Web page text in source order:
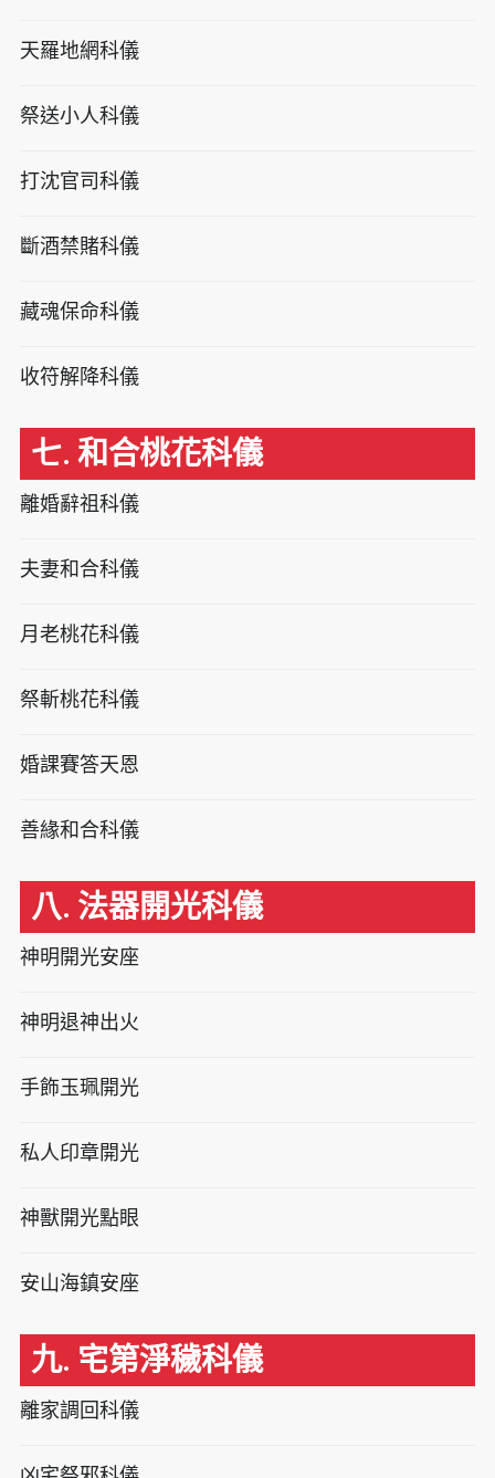
天羅地網科儀
祭送小人科儀
打沈官司科儀
斷酒禁賭科儀
藏魂保命科儀
收符解降科儀
七. 和合桃花科儀
離婚辭祖科儀
夫妻和合科儀
月老桃花科儀
祭斬桃花科儀
婚課賽答天恩
善緣和合科儀
八. 法器開光科儀
神明開光安座
神明退神出火
手飾玉珮開光
私人印章開光
神獸開光點眼
安山海鎮安座
九. 宅第淨穢科儀
離家調回科儀